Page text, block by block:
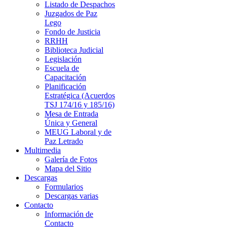
Listado de Despachos
Juzgados de Paz
Lego
Fondo de Justicia
RRHH
Biblioteca Judicial
Legislación
Escuela de
Capacitación
Planificación
Estratégica (Acuerdos
TSJ 174/16 y 185/16)
Mesa de Entrada
Única y General
MEUG Laboral y de
Paz Letrado
Multimedia
Galería de Fotos
Mapa del Sitio
Descargas
Formularios
Descargas varias
Contacto
Información de
Contacto